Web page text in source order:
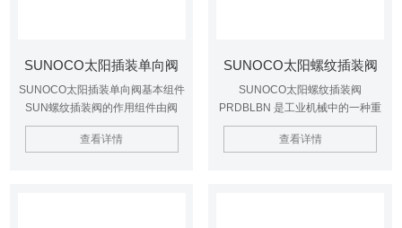
SUNOCO太阳插装单向阀
SUNOCO太阳插装单向阀基本组件
SUN螺纹插装阀的作用组件由阀
芯、阀套、弹簧和密封圈组成。根
据用途不同分为方向阀组件、压力
查看详情
SUNOCO太阳螺纹插装阀
SUNOCO太阳螺纹插装阀
PRDBLBN 是工业机械中的一种重
要零部件。作用就是控制机械设备
的运转和停止，确保机械设备的正
查看详情